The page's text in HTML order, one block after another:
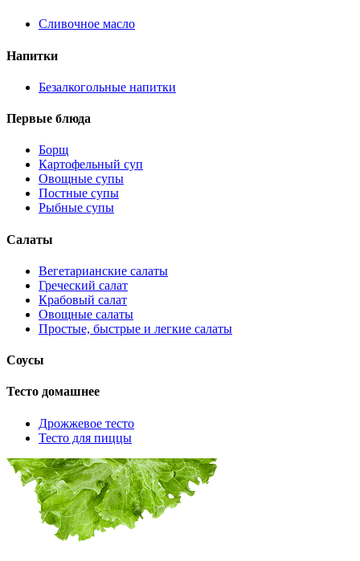
Сливочное масло
Напитки
Безалкогольные напитки
Первые блюда
Борщ
Картофельный суп
Овощные супы
Постные супы
Рыбные супы
Салаты
Вегетарианские салаты
Греческий салат
Крабовый салат
Овощные салаты
Простые, быстрые и легкие салаты
Соусы
Тесто домашнее
Дрожжевое тесто
Тесто для пиццы